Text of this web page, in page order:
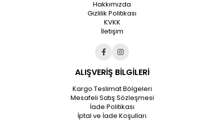
Hakkımızda
Gizlilik Politikası
KVKK
İletişim
ALIŞVERİŞ BİLGİLERİ
Kargo Teslimat Bölgeleri
Mesafeli Satış Sözleşmesi
İade Politikası
İptal ve İade Koşulları